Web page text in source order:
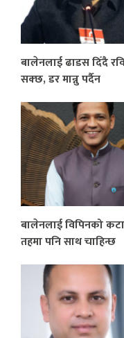
बालेनलाई ढाडस दिँदै
सक्छ, डर मान्नु पर्दैन
बालेनलाई विपिनको
तहमा पनि साथ चाहिन्छ